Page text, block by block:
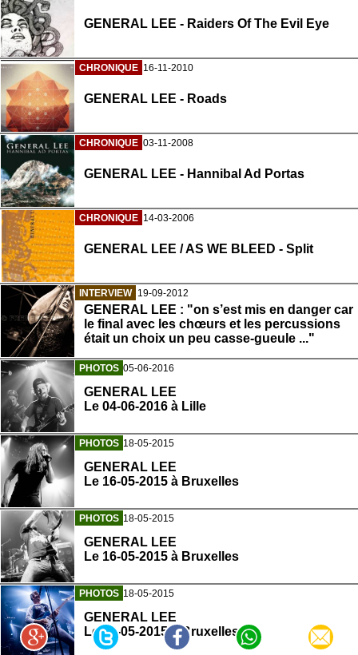
GENERAL LEE - Raiders Of The Evil Eye
CHRONIQUE 16-11-2010
GENERAL LEE - Roads
CHRONIQUE 03-11-2008
GENERAL LEE - Hannibal Ad Portas
CHRONIQUE 14-03-2006
GENERAL LEE / AS WE BLEED - Split
INTERVIEW 19-09-2012
GENERAL LEE : "on s’est mis en danger car
le final avec les chœurs et les percussions
était un choix un peu casse-gueule ..."
PHOTOS 05-06-2016
GENERAL LEE
Le 04-06-2016 à Lille
PHOTOS 18-05-2015
GENERAL LEE
Le 16-05-2015 à Bruxelles
PHOTOS 18-05-2015
GENERAL LEE
Le 16-05-2015 à Bruxelles
PHOTOS 18-05-2015
GENERAL LEE
Le 16-05-2015 à Bruxelles